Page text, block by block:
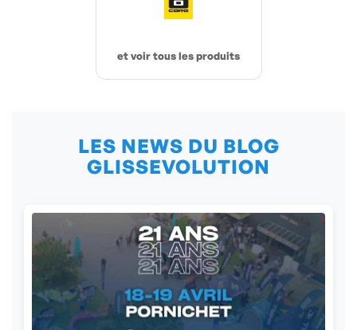
et voir tous les produits
LES NEWS DU BLOG
GLISSEVOLUTION